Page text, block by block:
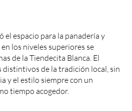
el espacio para la panadería y
los niveles superiores se
de la Tiendecita Blanca. El
distintivos de la tradición local, sin
y el estilo siempre con un
tiempo acogedor.